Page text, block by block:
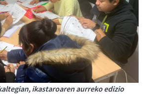
ikastaroaren aurreko edizio